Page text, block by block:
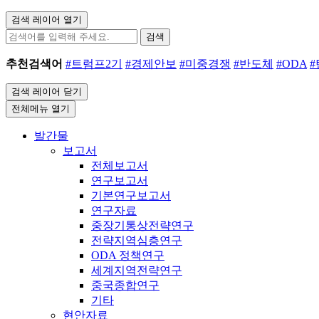
검색 레이어 열기
검색
추천검색어 #트럼프2기 #경제안보 #미중경쟁 #반도체 #ODA #
검색 레이어 닫기
전체메뉴 열기
발간물
보고서
전체보고서
연구보고서
기본연구보고서
연구자료
중장기통상전략연구
전략지역심층연구
ODA 정책연구
세계지역전략연구
중국종합연구
기타
현안자료